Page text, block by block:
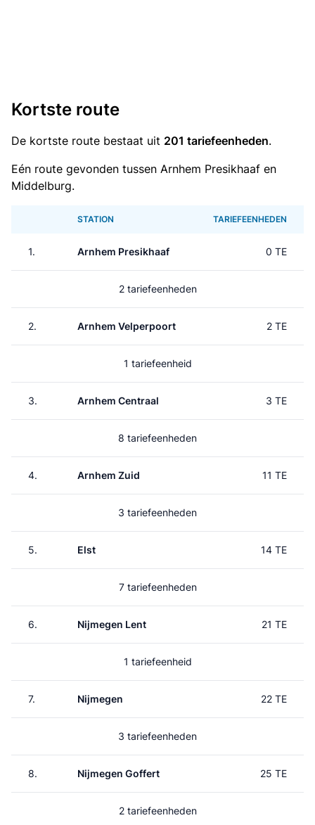
Kortste route
De kortste route bestaat uit 201 tariefeenheden.
Eén route gevonden tussen Arnhem Presikhaaf en
Middelburg.
STATION TARIEFEENHEDEN
1. Arnhem Presikhaaf 0 TE
2 tariefeenheden
2. Arnhem Velperpoort 2 TE
1 tariefeenheid
3. Arnhem Centraal 3 TE
8 tariefeenheden
4. Arnhem Zuid 11 TE
3 tariefeenheden
5. Elst 14 TE
7 tariefeenheden
6. Nijmegen Lent 21 TE
1 tariefeenheid
7. Nijmegen 22 TE
3 tariefeenheden
8. Nijmegen Goffert 25 TE
2 tariefeenheden